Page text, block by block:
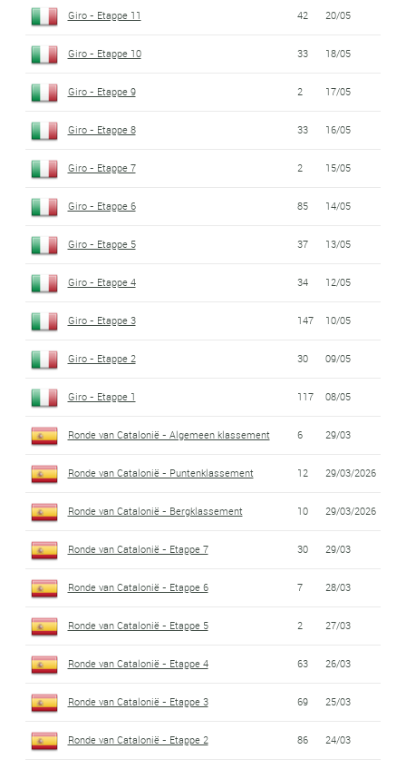
Giro - Etappe 11 42 20/05
Giro - Etappe 10 33 18/05
Giro - Etappe 9 2 17/05
Giro - Etappe 8 33 16/05
Giro - Etappe 7 2 15/05
Giro - Etappe 6 85 14/05
Giro - Etappe 5 37 13/05
Giro - Etappe 4 34 12/05
Giro - Etappe 3 147 10/05
Giro - Etappe 2 30 09/05
Giro - Etappe 1 117 08/05
Ronde van Catalonië - Algemeen klassement 6 29/03
Ronde van Catalonië - Puntenklassement 12 29/03/2026
Ronde van Catalonië - Bergklassement 10 29/03/2026
Ronde van Catalonië - Etappe 7 30 29/03
Ronde van Catalonië - Etappe 6 7 28/03
Ronde van Catalonië - Etappe 5 2 27/03
Ronde van Catalonië - Etappe 4 63 26/03
Ronde van Catalonië - Etappe 3 69 25/03
Ronde van Catalonië - Etappe 2 86 24/03